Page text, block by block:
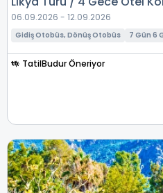
06.09.2026 - 12.09.2026
Gidiş Otobüs, Dönüş Otobüs 7 Gün 6
TatilBudur Öneriyor